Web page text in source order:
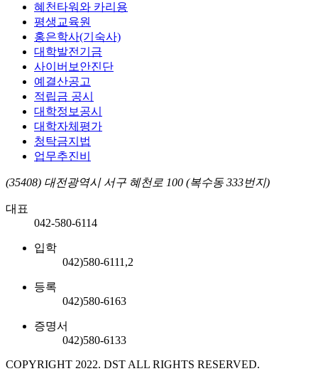
혜천타워와 카리용
평생교육원
홍은학사(기숙사)
대학발전기금
사이버보안진단
예결산공고
적립금 공시
대학정보공시
대학자체평가
청탁금지법
업무추진비
(35408) 대전광역시 서구 혜천로 100 (복수동 333번지)
대표
042-580-6114
입학
042)580-6111,2
등록
042)580-6163
증명서
042)580-6133
COPYRIGHT 2022. DST ALL RIGHTS RESERVED.